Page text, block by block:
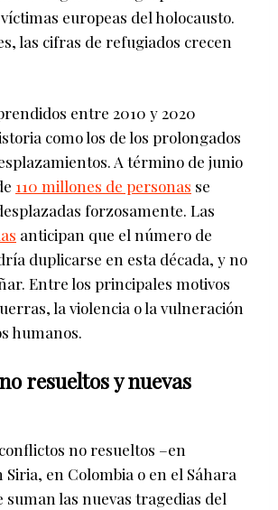
europeas del holocausto.
las cifras de refugiados crecen
entre 2010 y 2020
como los de los prolongados
A término de junio
110 millones de personas se
forzosamente. Las
anticipan que el número de
duplicarse en esta década, y no
Entre los principales motivos
la violencia o la vulneración
humanos.
resueltos y nuevas
no resueltos –en
en Colombia o en el Sáhara
suman las nuevas tragedias del